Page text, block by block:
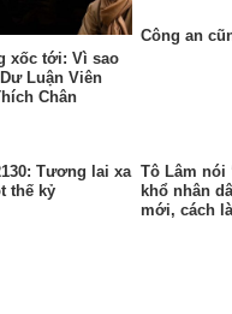
xốc tới: Vì sao
Luận Viên
Chân
Công an
Tương lai xa
thế kỷ
Tô Lâm nói
khổ nhân
mới, cách